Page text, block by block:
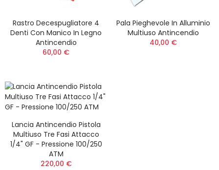
Rastro Decespugliatore 4
Denti Con Manico In Legno
Antincendio
60,00 €
Pala Pieghevole In Alluminio
Multiuso Antincendio
40,00 €
Lancia Antincendio Pistola
Multiuso Tre Fasi Attacco
1/4" GF - Pressione 100/250
ATM
220,00 €